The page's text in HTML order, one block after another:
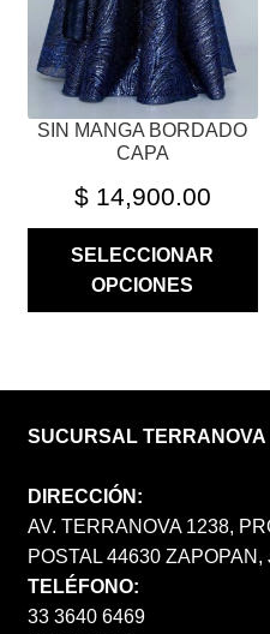
SIN MANGA BORDADO
CAPA
$14,900.00
SELECCIONAR
OPCIONES
ELEGIR
EN
LA
PÁGINA
DE
SUCURSAL TERRANOVA
DIRECCIÓN:
AV. TERRANOVA 1238,
POSTAL 44630 ZAPOPAN,
TELÉFONO:
33 3640 6469